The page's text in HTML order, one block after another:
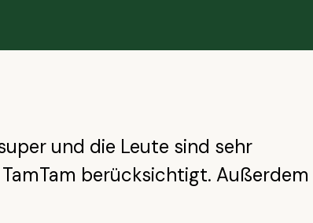
und die Leute sind sehr
berücksichtigt. Außerdem